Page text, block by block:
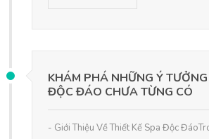
KHÁM PHÁ NHỮNG Ý
ĐỘC ĐÁO CHƯA TỪNG CÓ
- Giới Thiệu Về Thiết Kế Spa Độc